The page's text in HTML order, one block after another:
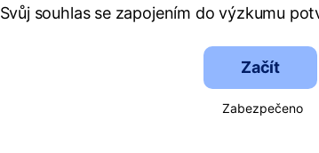
Svůj souhlas se zapojením do výzkumu
Začít
Zabezpečeno